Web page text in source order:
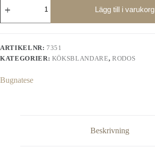
köksblandare
mängd
Lägg till i varukorg
ARTIKELNR: 7351
KATEGORIER: KÖKSBLANDARE, RODOS
Bugnatese
Beskrivning